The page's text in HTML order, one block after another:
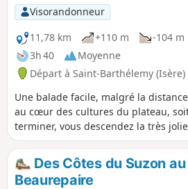
Visorandonneur
11,78 km
+110 m
-104 m
3h 40
Moyenne
Départ à Saint-Barthélemy (Isère)
Une balade facile, malgré la
au cœur des cultures du plateau,
terminer, vous descendez la très
Suzon. Le ruisseau est souvent à
Si le temps est clair, vous pouvez
belles vues sur les sommets
Des Côtes du Suzon
Beaurepaire